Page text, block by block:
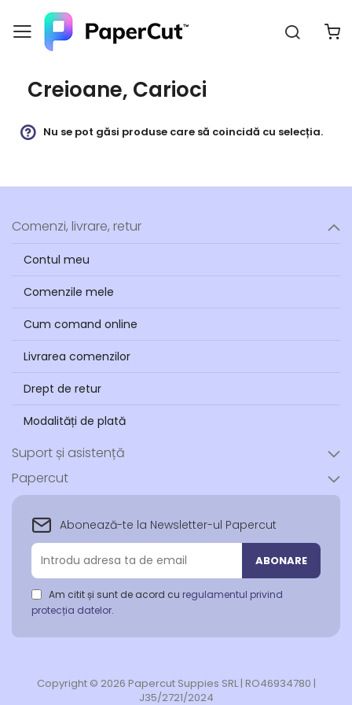
Navigați
Creioane, Carioci
Nu se pot găsi produse care să coincidă cu selecția.
Comenzi, livrare, retur
Contul meu
Comenzile mele
Cum comand online
Livrarea comenzilor
Drept de retur
Modalități de plată
Suport și asistență
Papercut
Abonează-te la Newsletter-ul Papercut
Abonează-
te
la
newsletter-
ul
ABONARE
Am citit și sunt de acord cu regulamentul privind
protecția datelor.
Copyright © 2026 Papercut Suppies SRL | RO46934780 |
J35/2721/2024